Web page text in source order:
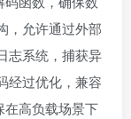
，允许通过外部
志系统，捕获异
经过优化，兼容
在高负载场景下